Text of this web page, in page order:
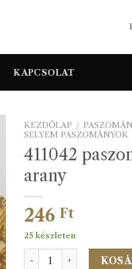
KAPCSOLAT
KEZDŐLAP /
SELYEM PASZOMÁNYOK
411042
arany
246 Ft
25 készleten
411042 paszomány